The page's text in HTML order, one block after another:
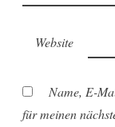
Website
Name, E-
für meinen